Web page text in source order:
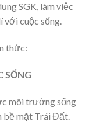
SGK, làm việc
với cuộc sống.
thức:
SỐNG
môi trường sống
bề mặt Trái Đất.